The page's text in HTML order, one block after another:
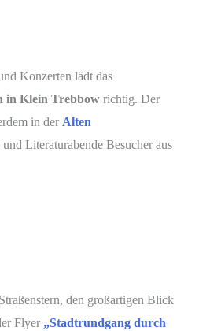
Konzerten lädt das
in Klein Trebbow richtig. Der
in der Alten
Literaturabende Besucher aus
den großartigen Blick
Flyer „Stadtrundgang durch